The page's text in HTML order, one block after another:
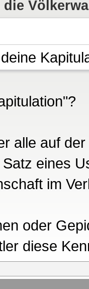
die
alle auf
eines
im
oder
diese